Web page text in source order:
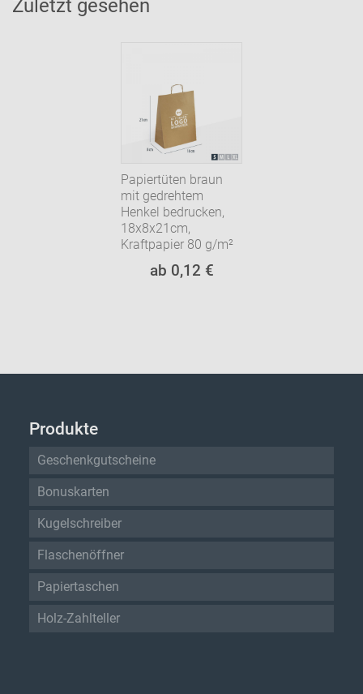
Zuletzt gesehen
Papiertüten braun
mit gedrehtem
Henkel bedrucken,
18x8x21cm,
Kraftpapier 80 g/m²
ab 0,12 €
Produkte
Geschenkgutscheine
Bonuskarten
Kugelschreiber
Flaschenöffner
Papiertaschen
Holz-Zahlteller